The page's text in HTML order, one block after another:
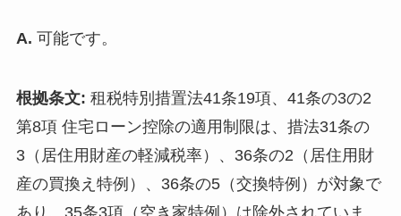
A. 可能です。
根拠条文: 租税特別措置法41条19項、41条の3の2
第8項 住宅ローン控除の適用制限は、措法31条の
3（居住用財産の軽減税率）、36条の2（居住用財
産の買換え特例）、36条の5（交換特例）が対象で